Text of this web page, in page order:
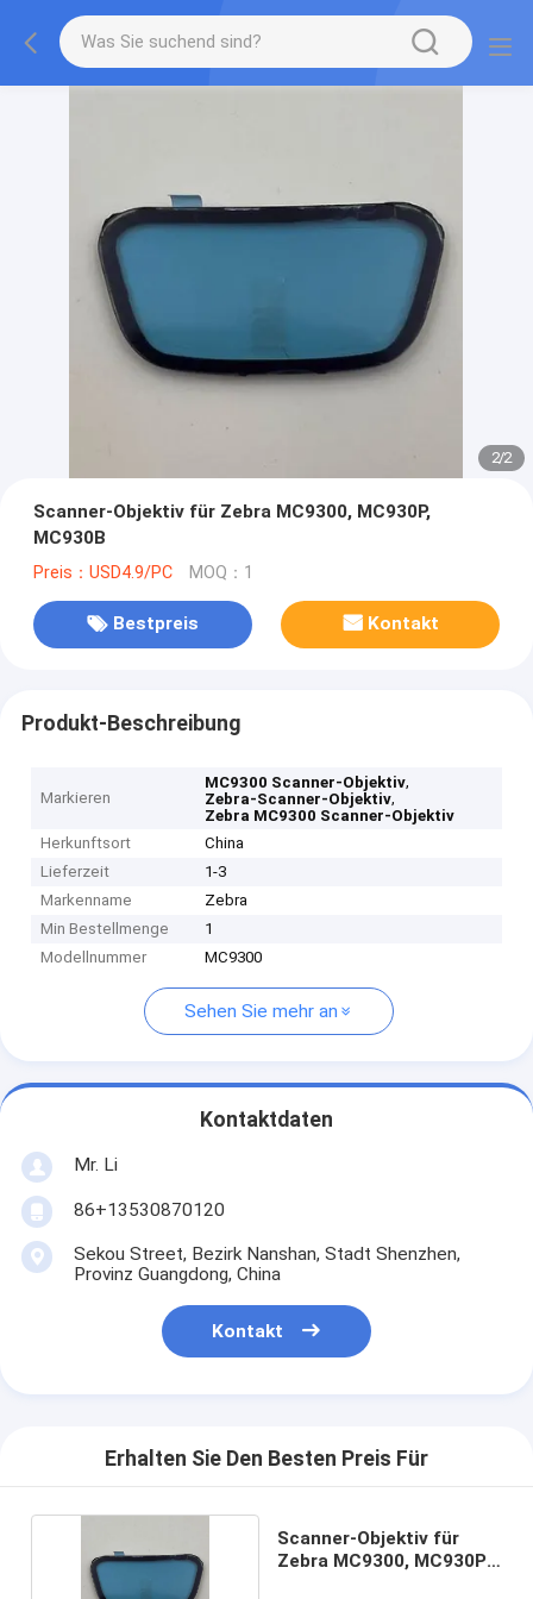
2/2
Scanner-Objektiv für Zebra MC9300, MC930P,
MC930B
Preis：USD4.9/PC MOQ：1
Bestpreis Kontakt
Produkt-Beschreibung
Markieren
MC9300 Scanner-Objektiv,
Zebra-Scanner-Objektiv,
Zebra MC9300 Scanner-Objektiv
Herkunftsort
China
Lieferzeit
1-3
Markenname
Zebra
Min Bestellmenge
1
Modellnummer
MC9300
Sehen Sie mehr an
Kontaktdaten
Mr. Li
86+13530870120
Sekou Street, Bezirk Nanshan, Stadt Shenzhen,
Provinz Guangdong, China
Kontakt
Erhalten Sie Den Besten Preis Für
Scanner-Objektiv für
Zebra MC9300, MC930P,